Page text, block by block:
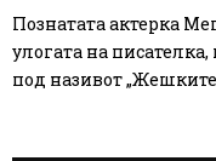
Познатата актерка
улогата на писателка,
под називот